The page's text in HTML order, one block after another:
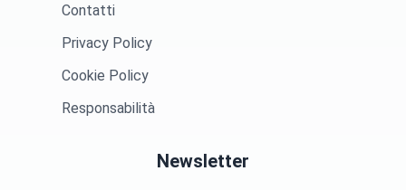
Contatti
Privacy Policy
Cookie Policy
Responsabilità
Newsletter